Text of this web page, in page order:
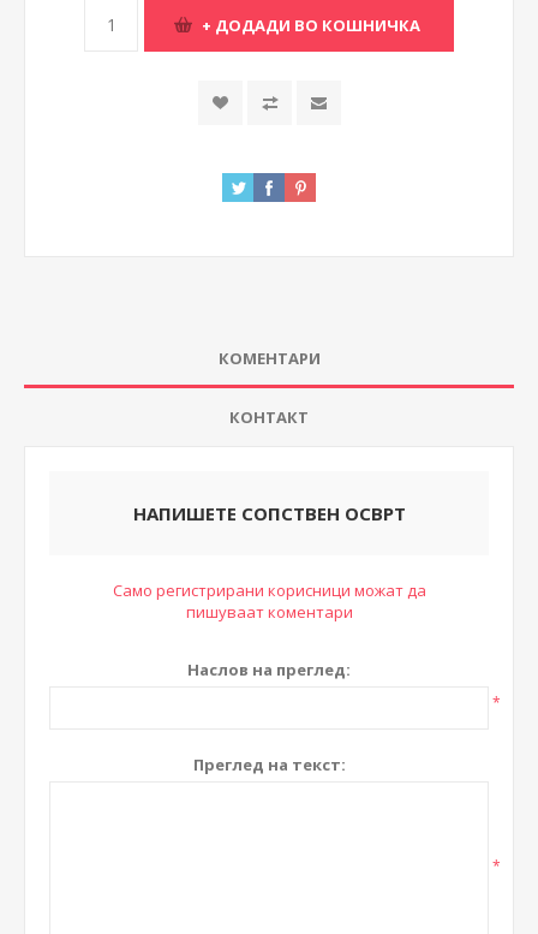
КОМЕНТАРИ
КОНТАКТ
НАПИШЕТЕ СОПСТВЕН ОСВРТ
Само регистрирани корисници можат да
пишуваат коментари
Наслов на преглед:
*
Преглед на текст:
*